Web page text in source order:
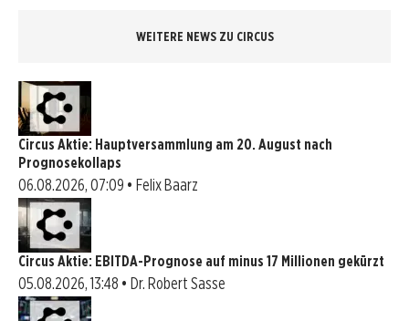
WEITERE NEWS ZU CIRCUS
Circus Aktie: Hauptversammlung am 20. August nach
Prognosekollaps
06.08.2026, 07:09 • Felix Baarz
Circus Aktie: EBITDA-Prognose auf minus 17 Millionen gekürzt
05.08.2026, 13:48 • Dr. Robert Sasse